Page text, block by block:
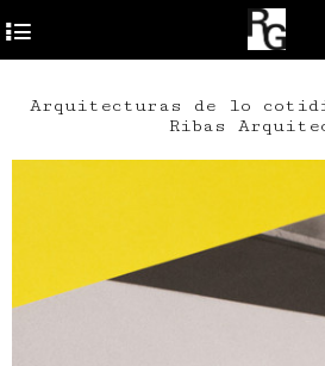
4
Arquitecturas de lo
Ribas